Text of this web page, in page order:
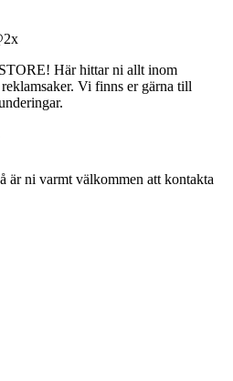
Här hittar ni allt inom
Vi finns er gärna till
är ni varmt välkommen att kontakta